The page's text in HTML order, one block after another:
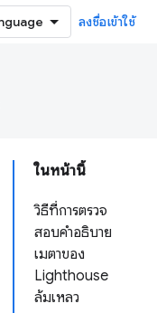
ลงชื่อเข้าใช้
ในหน้านี้
วิธีที่การตรวจ
สอบคำอธิบาย
เมตาของ
Lighthouse
ล้มเหลว